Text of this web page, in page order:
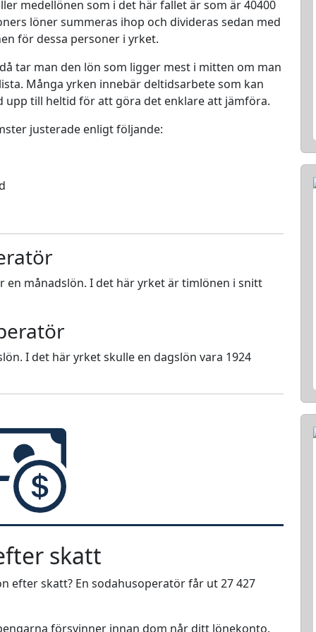
medellönen som i det här fallet är som är 40400
löner summeras ihop och divideras sedan med
för dessa personer i yrket.
tar man den lön som ligger mest i mitten om man
Många yrken innebär deltidsarbete som kan
upp till heltid för att göra det enklare att jämföra.
justerade enligt följande:
månadslön. I det här yrket är timlönen i snitt
I det här yrket skulle en dagslön vara 1924
skatt
efter skatt? En sodahusoperatör får ut 27 427
försvinner innan dom når ditt lönekonto.